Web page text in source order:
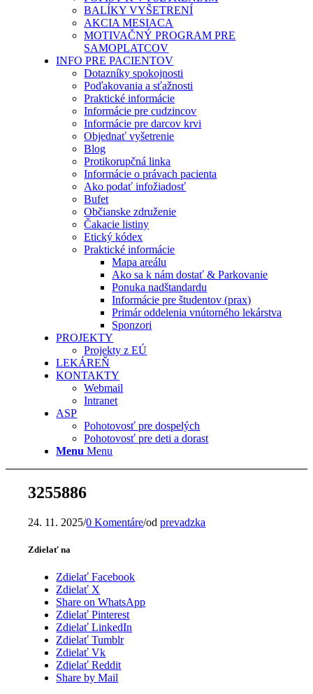
BALÍKY VYŠETRENÍ
AKCIA MESIACA
MOTIVAČNÝ PROGRAM PRE
SAMOPLATCOV
INFO PRE PACIENTOV
Dotazníky spokojnosti
Poďakovania a sťažnosti
Praktické informácie
Informácie pre cudzincov
Informácie pre darcov krvi
Objednať vyšetrenie
Blog
Protikorupčná linka
Informácie o právach pacienta
Ako podať infožiadosť
Bufet
Občianske združenie
Čakacie listiny
Etický kódex
Praktické informácie
Mapa areálu
Ako sa k nám dostať & Parkovanie
Ponuka nadštandardu
Informácie pre študentov (prax)
Primár oddelenia vnútorného lekárstva
Sponzori
PROJEKTY
Projekty z EÚ
LEKÁREŇ
KONTAKTY
Webmail
Intranet
ASP
Pohotovosť pre dospelých
Pohotovosť pre deti a dorast
Menu Menu
3255886
24. 11. 2025/0 Komentáre/odprevadzka
Zdielať na
Zdielať Facebook
Zdielať X
Share on WhatsApp
Zdielať Pinterest
Zdielať LinkedIn
Zdielať Tumblr
Zdielať Vk
Zdielať Reddit
Share by Mail